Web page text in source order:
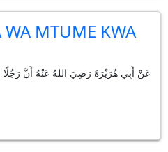
MTUME KWA
عَنْ أَبِي هُرَيْرَةَ رَضِيَ اللهُ عَنْهُ أَنَّ